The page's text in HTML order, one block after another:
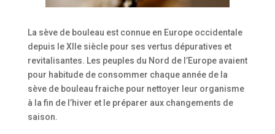
La sève de bouleau est connue en Europe occidentale
depuis le XIIe siècle pour ses vertus dépuratives et
revitalisantes. Les peuples du Nord de l’Europe avaient
pour habitude de consommer chaque année de la
sève de bouleau fraiche pour nettoyer leur organisme
à la fin de l’hiver et le préparer aux changements de
saison.